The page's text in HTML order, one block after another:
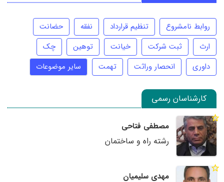
روابط نامشروع تنظیم قرارداد نفقه
حضانت
ارث
ثبت شرکت خیانت توهین
چک
داوری
انحصار وراثت تهمت سایر موضوعات
کارشناسان رسمی
مصطفی فتاحی
رشته راه و ساختمان
مهدی سلیمیان